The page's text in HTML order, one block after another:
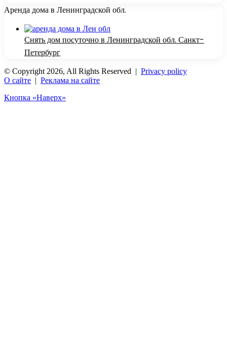
Аренда дома в Ленинградской обл.
Снять дом посуточно в Ленинградской обл. Санкт-
Петербург
© Copyright 2026, All Rights Reserved | Privacy policy
О сайте | Реклама на сайте
Кнопка «Наверх»